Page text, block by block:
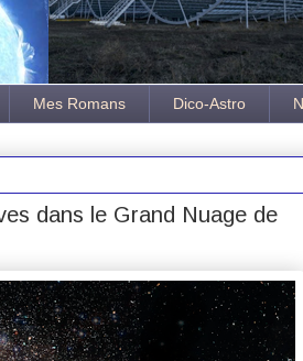
Mes Romans Dico-Astro
dans le Grand Nuage de